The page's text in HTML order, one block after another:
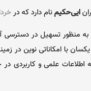
ایی‌حکیمنام دارد که در
به منظور تسهیل در دسترسی
با امکاناتی نوین در
اطلاعات علمی و